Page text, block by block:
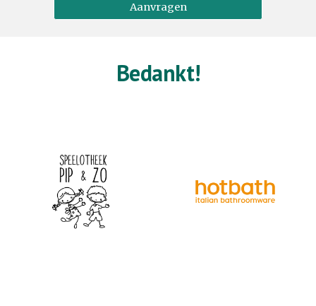
Aanvragen
Bedankt!